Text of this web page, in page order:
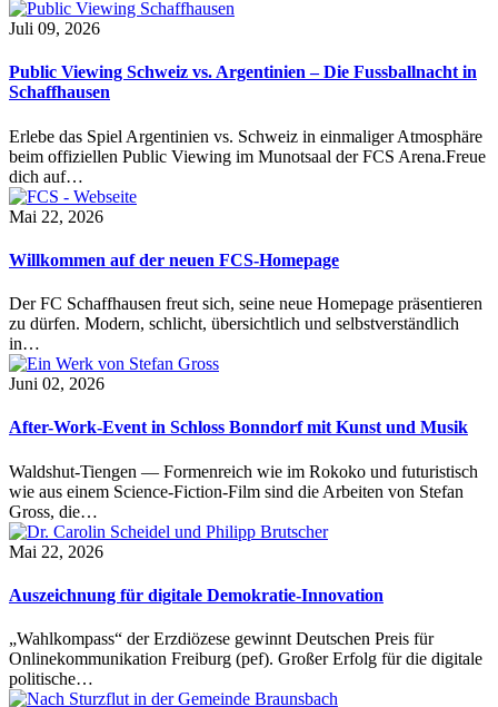
Juli 09, 2026
Public Viewing Schweiz vs. Argentinien – Die Fussballnacht in
Schaffhausen
Erlebe das Spiel Argentinien vs. Schweiz in einmaliger Atmosphäre
beim offiziellen Public Viewing im Munotsaal der FCS Arena.Freue
dich auf…
Mai 22, 2026
Willkommen auf der neuen FCS-Homepage
Der FC Schaffhausen freut sich, seine neue Homepage präsentieren
zu dürfen. Modern, schlicht, übersichtlich und selbstverständlich
in…
Juni 02, 2026
After-Work-Event in Schloss Bonndorf mit Kunst und Musik
Waldshut-Tiengen — Formenreich wie im Rokoko und futuristisch
wie aus einem Science-Fiction-Film sind die Arbeiten von Stefan
Gross, die…
Mai 22, 2026
Auszeichnung für digitale Demokratie-Innovation
„Wahlkompass“ der Erzdiözese gewinnt Deutschen Preis für
Onlinekommunikation Freiburg (pef). Großer Erfolg für die digitale
politische…